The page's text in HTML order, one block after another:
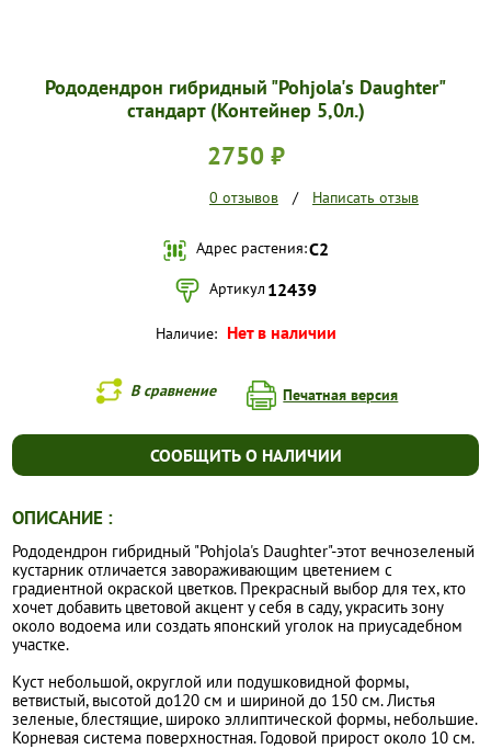
Рододендрон гибридный "Pohjola's Daughter"
стандарт (Контейнер 5,0л.)
2750 ₽
0 отзывов / Написать отзыв
Адрес растения:С2
Артикул 12439
Наличие: Нет в наличии
В сравнение Печатная версия
СООБЩИТЬ О НАЛИЧИИ
ОПИСАНИЕ :
Рододендрон гибридный "Pohjola's Daughter"-этот вечнозеленый
кустарник отличается завораживающим цветением с
градиентной окраской цветков. Прекрасный выбор для тех, кто
хочет добавить цветовой акцент у себя в саду, украсить зону
около водоема или создать японский уголок на приусадебном
участке.
Куст небольшой, округлой или подушковидной формы,
ветвистый, высотой до120 см и шириной до 150 см. Листья
зеленые, блестящие, широко эллиптической формы, небольшие.
Корневая система поверхностная. Годовой прирост около 10 см.